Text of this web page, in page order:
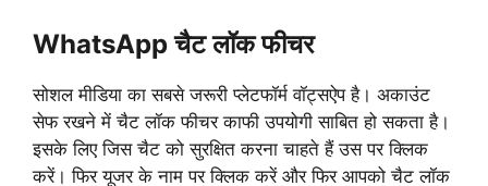
WhatsApp चैट लॉक फीचर
सोशल मीडिया का सबसे जरूरी प्लेटफॉर्म वॉट्सऐप है। अकाउंट
सेफ रखने में चैट लॉक फीचर काफी उपयोगी साबित हो सकता है।
इसके लिए जिस चैट को सुरक्षित करना चाहते हैं उस पर क्लिक
करें। फिर यूजर के नाम पर क्लिक करें और फिर आपको चैट लॉक